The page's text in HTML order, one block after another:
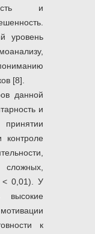
и
уровень
[8].
данной
и
контроле
< 0,01). У
высокие
к